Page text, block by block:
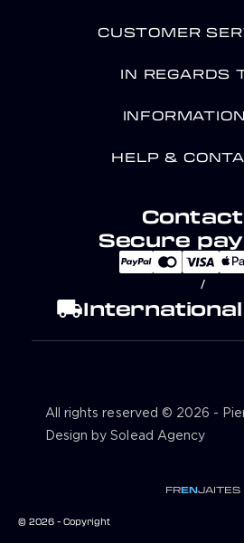
CUSTOMER
IN REGARDS
HELP &
Contact
Secure
/
local_shipping
All rights reserved © 2026 -
Design by Solead Agency
FRENJAITES
© 2026 - Copyright